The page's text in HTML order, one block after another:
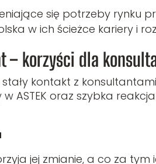
się potrzeby rynku
w ich ścieżce kariery i
– korzyści dla
kontakt z
ASTEK oraz szybka
jej zmianie, a co za tym